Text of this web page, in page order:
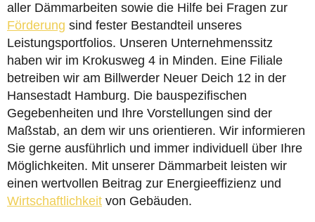
aller Dämmarbeiten sowie die Hilfe bei Fragen zur
Förderung sind fester Bestandteil unseres
Leistungsportfolios. Unseren Unternehmenssitz
haben wir im Krokusweg 4 in Minden. Eine Filiale
betreiben wir am Billwerder Neuer Deich 12 in der
Hansestadt Hamburg. Die bauspezifischen
Gegebenheiten und Ihre Vorstellungen sind der
Maßstab, an dem wir uns orientieren. Wir informieren
Sie gerne ausführlich und immer individuell über Ihre
Möglichkeiten. Mit unserer Dämmarbeit leisten wir
einen wertvollen Beitrag zur Energieeffizienz und
Wirtschaftlichkeit von Gebäuden.